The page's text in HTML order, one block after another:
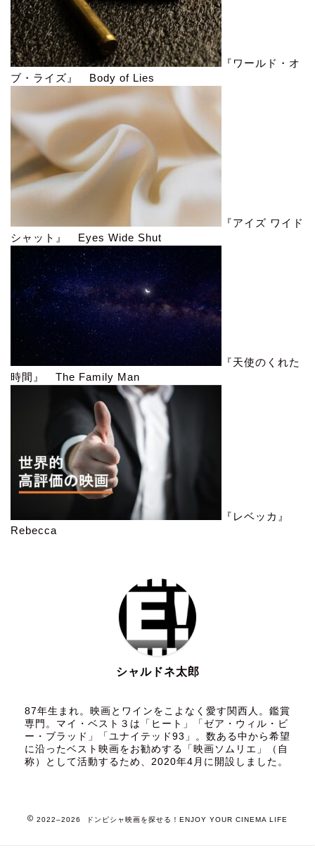
『ワールド・オ
ブ・ライズ』 Body of Lies
『アイズ ワイド
シャット』 Eyes Wide Shut
『天使のくれた
時間』 The Family Man
『レベッカ』
Rebecca
シャルドネ太郎
87年生まれ。映画とワインをこよなく愛す関西人。鑑賞
専門。マイ・ベスト３は「ヒート」「ゼア・ウィル・ビ
ー・ブラッド」「ユナイテッド93」。数ある中から希望
に沿ったベスト映画をお勧めする「映画ソムリエ」（自
称）として活動するため、2020年4月に開設しました。
2022–2026 ドンピシャ映画を探せる！ENJOY YOUR CINEMA LIFE